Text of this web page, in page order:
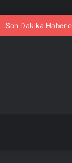
Son Dakika